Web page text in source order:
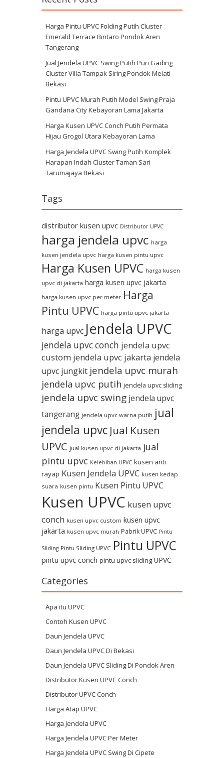
Harga Pintu UPVC Folding Putih Cluster
Emerald Terrace Bintaro Pondok Aren
Tangerang
Jual Jendela UPVC Swing Putih Puri Gading
Cluster Villa Tampak Siring Pondok Melati
Bekasi
Pintu UPVC Murah Putih Model Swing Praja
Gandaria City Kebayoran Lama Jakarta
Harga Kusen UPVC Conch Putih Permata
Hijau Grogol Utara Kebayoran Lama
Harga Jendela UPVC Swing Putih Komplek
Harapan Indah Cluster Taman Sari
Tarumajaya Bekasi
Tags
distributor kusen upvc Distributor UPVC
harga jendela upvc harga
kusen jendela upvc harga kusen pintu upvc
Harga Kusen UPVC harga kusen
upvc di jakarta harga kusen upvc jakarta
harga kusen upvc per meter Harga
Pintu UPVC harga pintu upvc jakarta
harga upvc Jendela UPVC
jendela upvc conch jendela upvc
custom jendela upvc jakarta jendela
upvc jungkit jendela upvc murah
jendela upvc putih jendela upvc sliding
jendela upvc swing jendela upvc
tangerang jendela upvc warna putih jual
jendela upvc Jual Kusen
UPVC jual kusen upvc di jakarta jual
pintu upvc Kelebihan UPVC kusen anti
rayap Kusen Jendela UPVC kusen kedap
suara kusen pintu Kusen Pintu UPVC
Kusen UPVC kusen upvc
conch kusen upvc custom kusen upvc
jakarta kusen upvc murah Pabrik UPVC Pintu
Sliding Pintu Sliding UPVC Pintu UPVC
pintu upvc conch pintu upvc sliding UPVC
Categories
Apa itu UPVC
Contoh Kusen UPVC
Daun Jendela UPVC
Daun Jendela UPVC Di Bekasi
Daun Jendela UPVC Sliding Di Pondok Aren
Distributor Kusen UPVC Conch
Distributor UPVC Conch
Harga Atap UPVC
Harga Jendela UPVC
Harga Jendela UPVC Per Meter
Harga Jendela UPVC Swing Di Cipete